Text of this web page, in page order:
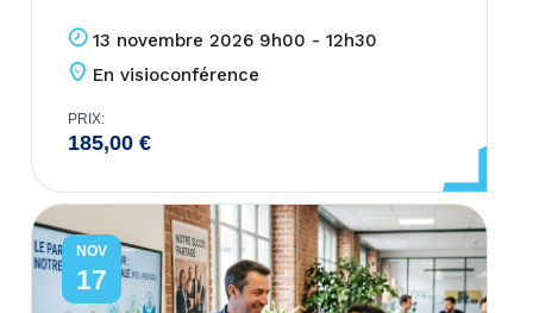
13 novembre 2026 9h00 - 12h30
En visioconférence
PRIX:
185,00€
NOV
17